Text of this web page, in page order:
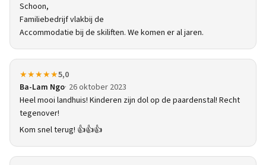
Schoon,
Familiebedrijf vlakbij de
Accommodatie bij de skiliften. We komen er al jaren.
★★★★★5,0
Ba-Lam Ngo 26 oktober 2023
Heel mooi landhuis! Kinderen zijn dol op de paardenstal! Recht
tegenover!
Kom snel terug! 👍👍👍